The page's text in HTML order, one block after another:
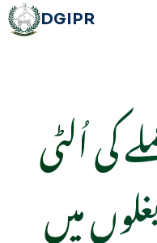
DGIPR
کی اُلٹی
میں